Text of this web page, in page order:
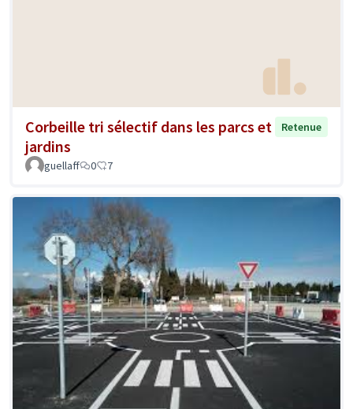
Corbeille tri sélectif dans les parcs et
jardins
Retenue
guellaff 0 7